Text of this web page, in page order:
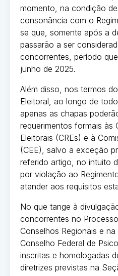
momento, na condição
consonância com o
se que, somente após a
passarão a ser
concorrentes, período
junho de 2025.
Além disso, nos termos
Eleitoral, ao longo de
apenas as chapas
requerimentos formais às
Eleitorais (CREs) e à
(CEE), salvo a exceção
referido artigo, no intuito
por violação ao
atender aos requisitos
No que tange à
concorrentes no
Conselhos Regionais e
Conselho Federal de
inscritas e homologadas
diretrizes previstas na